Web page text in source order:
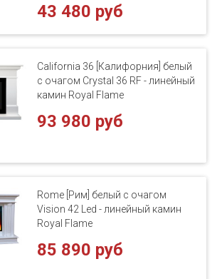
43 480 руб
California 36 [Калифорния] белый
с очагом Crystal 36 RF - линейный
камин Royal Flame
93 980 руб
Rome [Рим] белый с очагом
Vision 42 Led - линейный камин
Royal Flame
85 890 руб